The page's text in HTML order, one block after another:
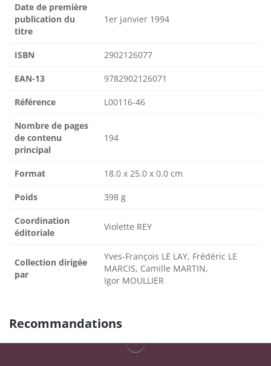
Date de première
publication du
titre
1er janvier 1994
ISBN 2902126077
EAN-13 9782902126071
Référence L00116-46
Nombre de pages
de contenu
principal
194
Format 18.0 x 25.0 x 0.0 cm
Poids 398 g
Coordination
éditoriale
Violette REY
Collection dirigée
par
Yves-François LE LAY, Frédéric LE
MARCIS, Camille MARTIN,
Igor MOULLIER
Recommandations